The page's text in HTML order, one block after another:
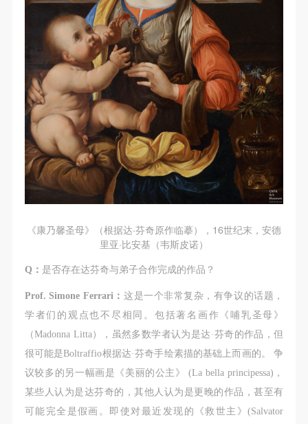
《康乃馨圣母》（根据达·芬奇原作临摹），16世纪末，安德
里亚·比安基（韦斯皮诺）
Q： 是否存在达芬奇与弟子合作完成的作品？
Prof. Simone Ferrari： 这是一个非常复杂，有争议的话题，
学者们的观点也不尽相同。包括著名画作《哺乳圣母》
（Madonna Litta），虽然多数学者认为是达·芬奇的作品，但
很可能是Boltraffio根据达·芬奇手绘素描的基础上而画的。 争
议较多的另一幅画是《美丽的公主》 (La bella principessa)，
某些人认为是达芬奇的，其他人认为是更晚的作品，甚至有
可能完全是假画。即使对最近发现的《救世主》(Salvator